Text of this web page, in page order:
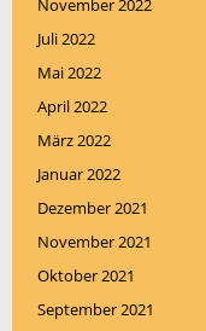
November 2022
Juli 2022
Mai 2022
April 2022
März 2022
Januar 2022
Dezember 2021
November 2021
Oktober 2021
September 2021